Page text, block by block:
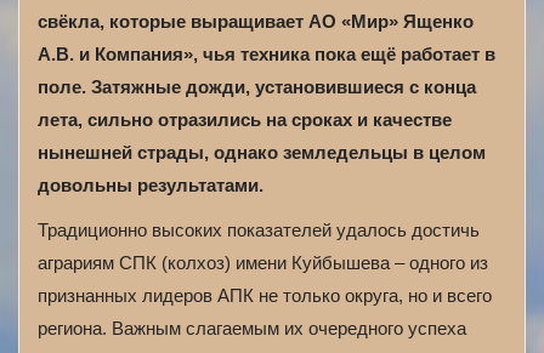
свёкла, которые выращивает АО «Мир» Ященко
А.В. и Компания», чья техника пока ещё работает в
поле. Затяжные дожди, установившиеся с конца
лета, сильно отразились на сроках и качестве
нынешней страды, однако земледельцы в целом
довольны результатами.
Традиционно высоких показателей удалось достичь
аграриям СПК (колхоз) имени Куйбышева – одного из
признанных лидеров АПК не только округа, но и всего
региона. Важным слагаемым их очередного успеха